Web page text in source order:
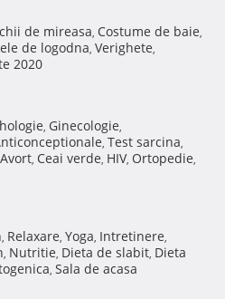
de mireasa, Costume de baie,
de logodna, Verighete,
2020
, Ginecologie,
, Test sarcina,
Avort, Ceai verde, HIV, Ortopedie,
, Relaxare, Yoga, Intretinere,
, Nutritie, Dieta de slabit, Dieta
, Sala de acasa